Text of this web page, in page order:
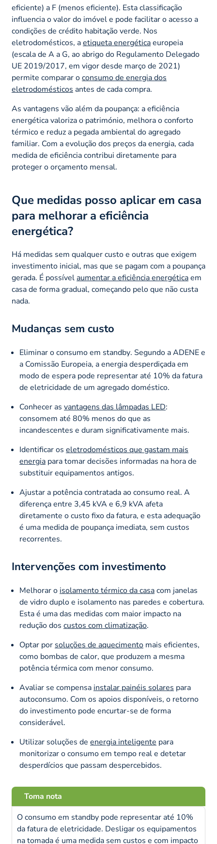
eficiente) a F (menos eficiente). Esta classificação
influencia o valor do imóvel e pode facilitar o acesso a
condições de crédito habitação verde. Nos
eletrodomésticos, aetiqueta energéticaeuropeia
(escala de A a G, ao abrigo do Regulamento Delegado
UE 2019/2017, em vigor desde março de 2021)
permite comparar oconsumo de energia dos
eletrodomésticos antes de cada compra.
As vantagens vão além da poupança: a eficiência
energética valoriza o património, melhora o conforto
térmico e reduz a pegada ambiental do agregado
familiar. Com a evolução dos preços da energia, cada
medida de eficiência contribui diretamente para
proteger o orçamento mensal.
Que medidas posso aplicar em casa
para melhorar a eficiência
energética?
Há medidas sem qualquer custo e outras que exigem
investimento inicial, mas que se pagam com a poupança
gerada. É possível aumentar a eficiência energéticaem
casa de forma gradual, começando pelo que não custa
nada.
Mudanças sem custo
Eliminar o consumo em standby. Segundo a ADENE e
a Comissão Europeia, a energia desperdiçada em
modo de espera pode representar até 10% da fatura
de eletricidade de um agregado doméstico.
Conhecer as vantagens das lâmpadas LED:
consomem até 80% menos do que as
incandescentes e duram significativamente mais.
Identificar os eletrodomésticos que gastam mais
energia para tomar decisões informadas na hora de
substituir equipamentos antigos.
Ajustar a potência contratada ao consumo real. A
diferença entre 3,45 kVA e 6,9 kVA afeta
diretamente o custo fixo da fatura, e esta adequação
é uma medida de poupança imediata, sem custos
recorrentes.
Intervenções com investimento
Melhorar o isolamento térmico da casacom janelas
de vidro duplo e isolamento nas paredes e cobertura.
Esta é uma das medidas com maior impacto na
redução dos custos com climatização.
Optar por soluções de aquecimento mais eficientes,
como bombas de calor, que produzem a mesma
potência térmica com menor consumo.
Avaliar se compensa instalar painéis solares para
autoconsumo. Com os apoios disponíveis, o retorno
do investimento pode encurtar-se de forma
considerável.
Utilizar soluções de energia inteligente para
monitorizar o consumo em tempo real e detetar
desperdícios que passam despercebidos.
Toma nota
O consumo em standby pode representar até 10%
da fatura de eletricidade. Desligar os equipamentos
na tomada é uma medida sem custos e com impacto